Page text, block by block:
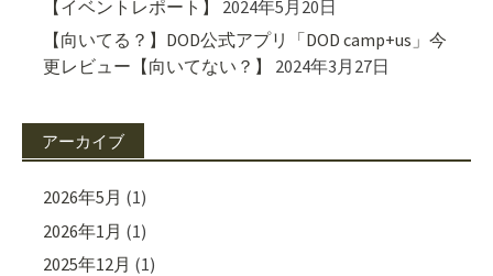
【イベントレポート】
2024年5月20日
【向いてる？】DOD公式アプリ「DOD camp+us」今
更レビュー【向いてない？】
2024年3月27日
アーカイブ
2026年5月 (1)
2026年1月 (1)
2025年12月 (1)